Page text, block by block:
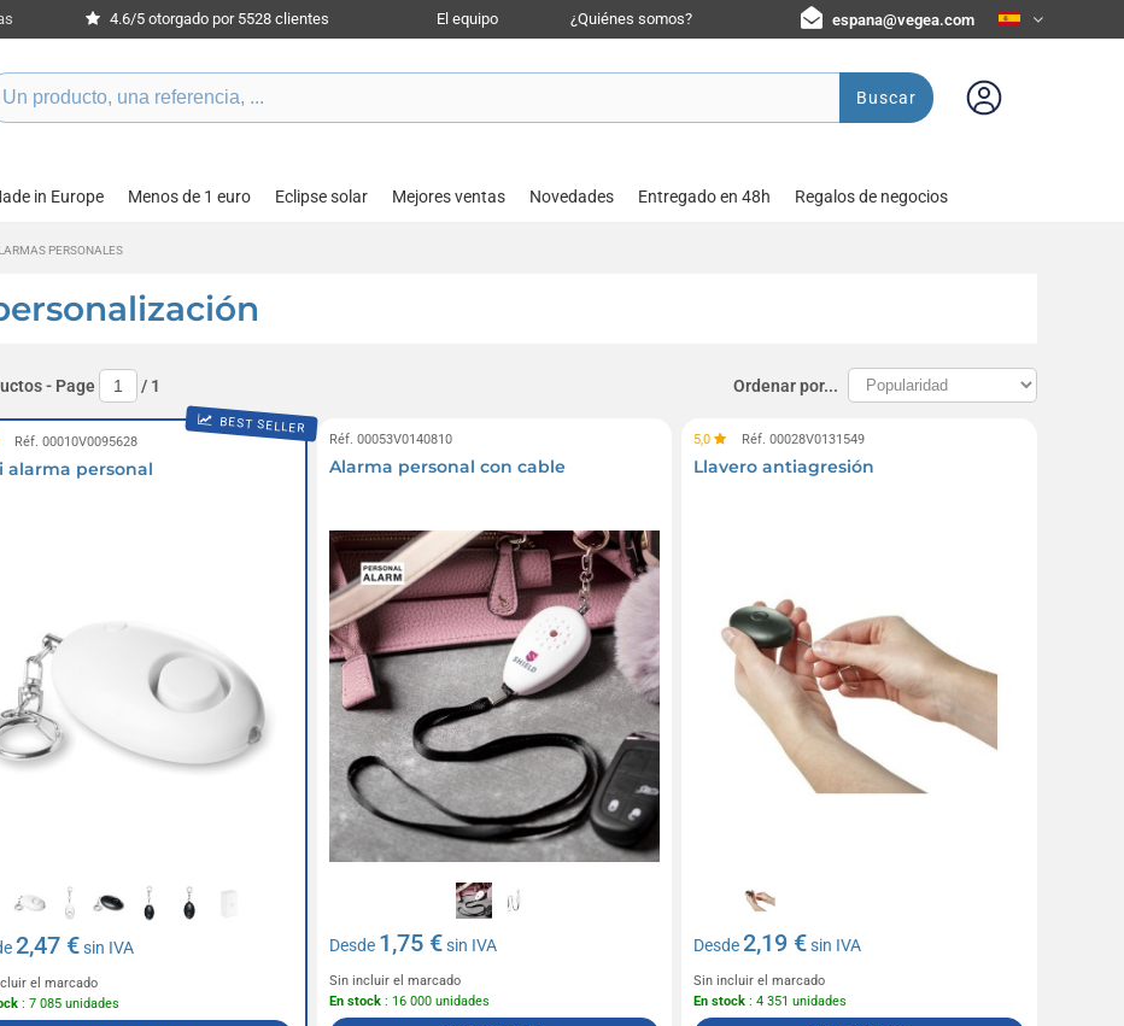
4.6/5 otorgado por 5528 clientes El equipo ¿Quiénes somos? espana@vegea.com
Buscar
in Europe Menos de 1 euro Eclipse solar Mejores ventas Novedades Entregado en 48h Regalos de negocios
PERSONALES
- Page / 1 Ordenar por...
BEST SELLER
Réf. 00010V0095628
alarma personal
2,47 €sin IVA
el marcado
: 7 085 unidades
Réf. 00053V0140810
Alarma personal con cable
Desde 1,75 €sin IVA
Sin incluir el marcado
En stock: 16 000 unidades
5,0 Réf. 00028V0131549
Llavero antiagresión
Desde2,19 €sin IVA
Sin incluir el marcado
En stock : 4 351 unidades